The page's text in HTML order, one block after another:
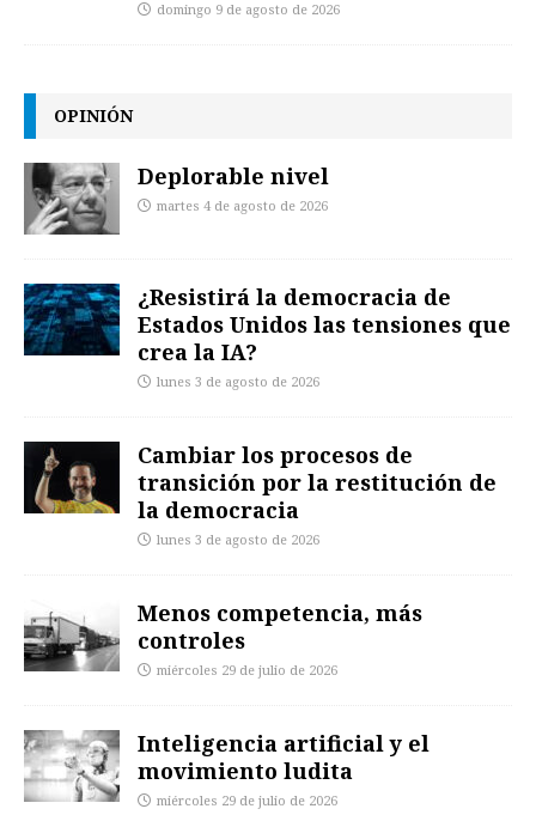
domingo 9 de agosto de 2026
OPINIÓN
Deplorable nivel
martes 4 de agosto de 2026
¿Resistirá la democracia de
Estados Unidos las tensiones que
crea la IA?
lunes 3 de agosto de 2026
Cambiar los procesos de
transición por la restitución de
la democracia
lunes 3 de agosto de 2026
Menos competencia, más
controles
miércoles 29 de julio de 2026
Inteligencia artificial y el
movimiento ludita
miércoles 29 de julio de 2026